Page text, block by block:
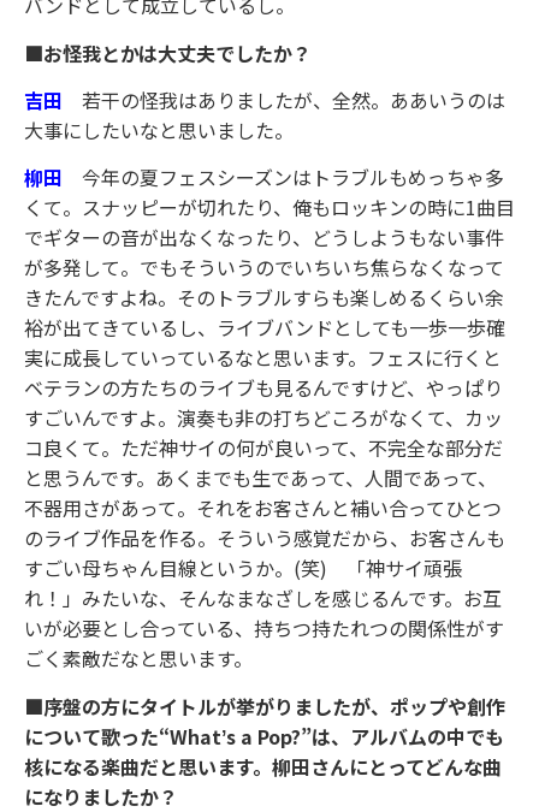
■お怪我とかは大丈夫でしたか？
吉田 若干の怪我はありましたが、全然。ああいうのは
大事にしたいなと思いました。
柳田 今年の夏フェスシーズンはトラブルもめっちゃ多
くて。スナッピーが切れたり、俺もロッキンの時に1曲目
でギターの音が出なくなったり、どうしようもない事件
が多発して。でもそういうのでいちいち焦らなくなって
きたんですよね。そのトラブルすらも楽しめるくらい余
裕が出てきているし、ライブバンドとしても一歩一歩確
実に成長していっているなと思います。フェスに行くと
ベテランの方たちのライブも見るんですけど、やっぱり
すごいんですよ。演奏も非の打ちどころがなくて、カッ
コ良くて。ただ神サイの何が良いって、不完全な部分だ
と思うんです。あくまでも生であって、人間であって、
不器用さがあって。それをお客さんと補い合ってひとつ
のライブ作品を作る。そういう感覚だから、お客さんも
すごい母ちゃん目線というか。(笑) 「神サイ頑張
れ！」みたいな、そんなまなざしを感じるんです。お互
いが必要とし合っている、持ちつ持たれつの関係性がす
ごく素敵だなと思います。
■序盤の方にタイトルが挙がりましたが、ポップや創作
について歌った“Whatʼs a Pop?”は、アルバムの中でも
核になる楽曲だと思います。柳田さんにとってどんな曲
になりましたか？